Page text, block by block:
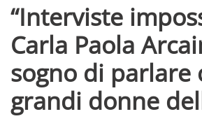
“Interviste
Carla Paola
sogno di parlare
grandi donne